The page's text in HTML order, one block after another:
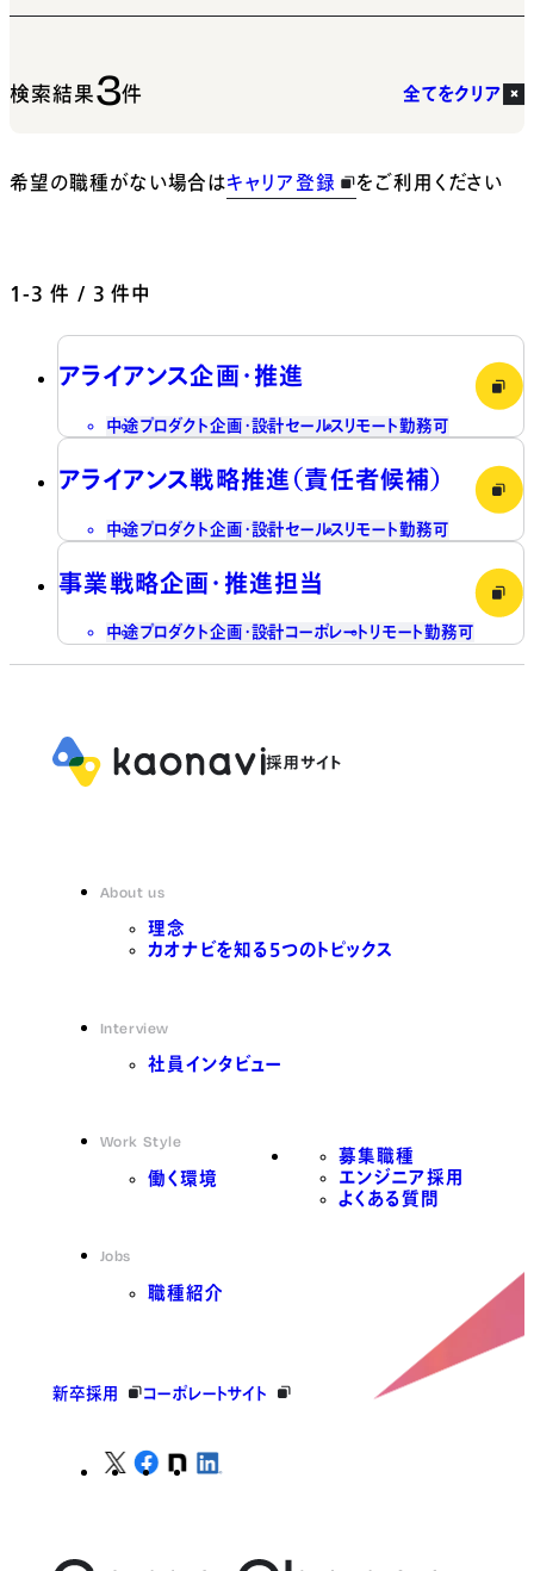
検索結果3件 全てをクリア
希望の職種がない場合はキャリア登録 をご利用ください
1-3 件 / 3 件中
アライアンス企画・推進
中途プロダクト企画・設計セールスリモート勤務可
アライアンス戦略推進（責任者候補）
中途プロダクト企画・設計セールス リモート勤務可
事業戦略企画・推進担当
中途プロダクト企画・設計コーポレート リモート勤務可
About us
理念
カオナビを知る5つのトピックス
Interview
社員インタビュー
Work Style
働く環境
Jobs
職種紹介
募集職種
エンジニア採用
よくある質問
新卒採用 コーポレートサイト